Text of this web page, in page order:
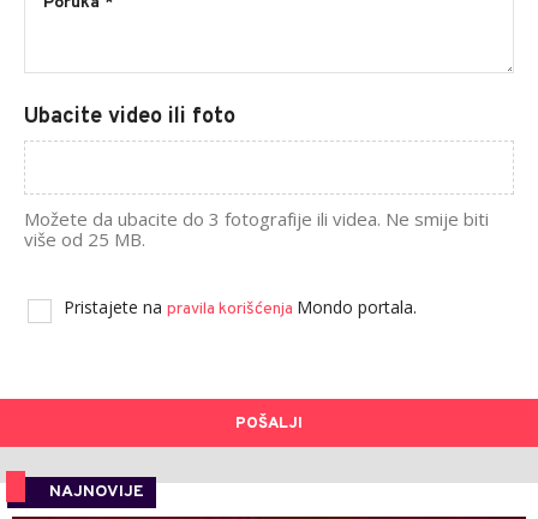
Ubacite video ili foto
Možete da ubacite do 3 fotografije ili videa. Ne smije biti
više od 25 MB.
Pristajete na pravila korišćenja Mondo portala.
POŠALJI
NAJNOVIJE